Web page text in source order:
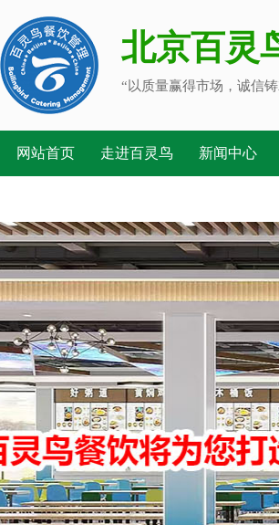
北京百灵
“以质量赢得市场，诚信
网站首页 走进百灵鸟 新闻中心